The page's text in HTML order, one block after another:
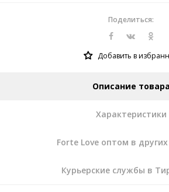
Поделиться:
Добавить в
Описание товара
Характеристики
Forte Love оптом в
Курьерские службы в